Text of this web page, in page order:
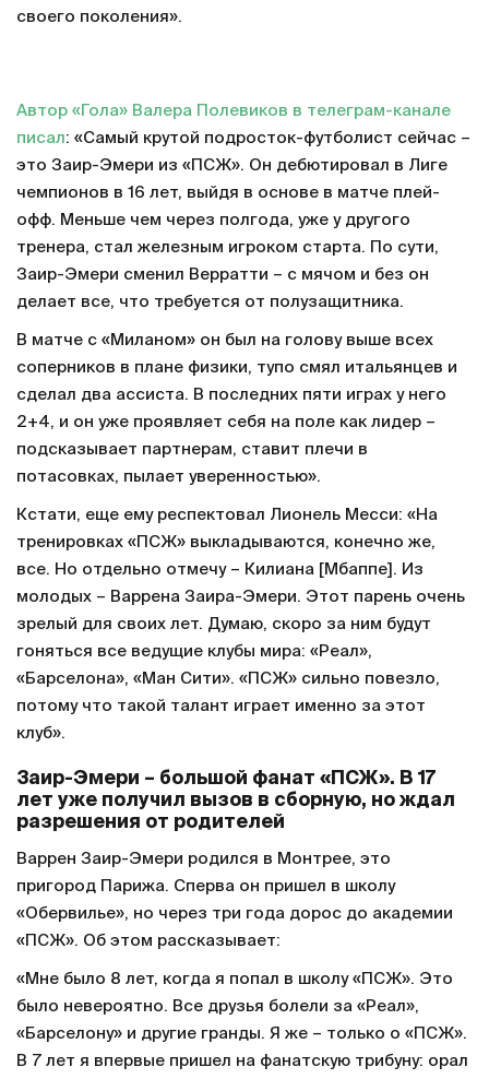
своего поколения».
Автор «Гола» Валера Полевиков в телеграм-канале
писал: «Самый крутой подросток-футболист сейчас –
это Заир-Эмери из «ПСЖ». Он дебютировал в Лиге
чемпионов в 16 лет, выйдя в основе в матче плей-
офф. Меньше чем через полгода, уже у другого
тренера, стал железным игроком старта. По сути,
Заир-Эмери сменил Верратти – с мячом и без он
делает все, что требуется от полузащитника.
В матче с «Миланом» он был на голову выше всех
соперников в плане физики, тупо смял итальянцев и
сделал два ассиста. В последних пяти играх у него
2+4, и он уже проявляет себя на поле как лидер –
подсказывает партнерам, ставит плечи в
потасовках, пылает уверенностью».
Кстати, еще ему респектовал Лионель Месси: «На
тренировках «ПСЖ» выкладываются, конечно же,
все. Но отдельно отмечу – Килиана [Мбаппе]. Из
молодых – Варрена Заира-Эмери. Этот парень очень
зрелый для своих лет. Думаю, скоро за ним будут
гоняться все ведущие клубы мира: «Реал»,
«Барселона», «Ман Сити». «ПСЖ» сильно повезло,
потому что такой талант играет именно за этот
клуб».
Заир-Эмери – большой фанат «ПСЖ». В 17
лет уже получил вызов в сборную, но ждал
разрешения от родителей
Варрен Заир-Эмери родился в Монтрее, это
пригород Парижа. Сперва он пришел в школу
«Обервилье», но через три года дорос до академии
«ПСЖ». Об этом рассказывает:
«Мне было 8 лет, когда я попал в школу «ПСЖ». Это
было невероятно. Все друзья болели за «Реал»,
«Барселону» и другие гранды. Я же – только о «ПСЖ».
В 7 лет я впервые пришел на фанатскую трибуну: орал